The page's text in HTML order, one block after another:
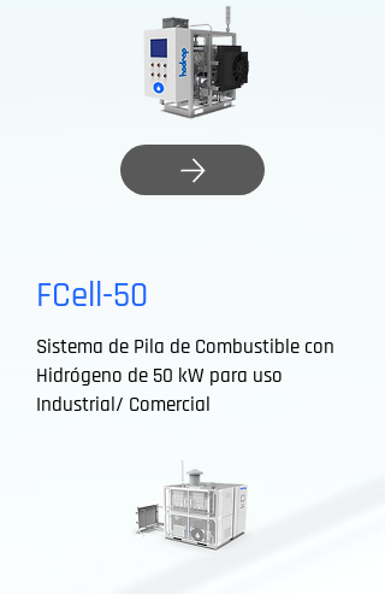
FCell-50
Sistema de Pila de Combustible con
Hidrógeno de 50 kW para uso
Industrial/ Comercial